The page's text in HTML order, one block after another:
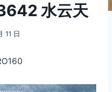
水云天
11 日